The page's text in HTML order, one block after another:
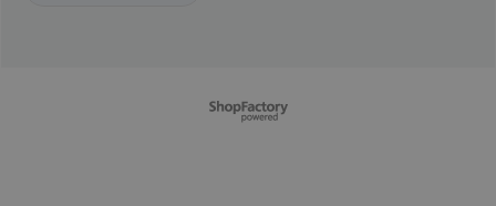
Webwinkel gemaakt met
ShopFactory webwinkel